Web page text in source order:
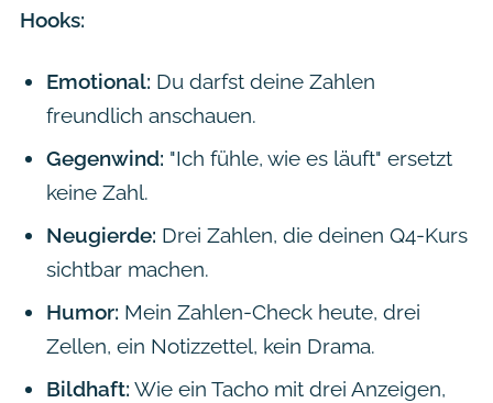
Hooks:
Emotional: Du darfst deine Zahlen
freundlich anschauen.
Gegenwind: "Ich fühle, wie es läuft" ersetzt
keine Zahl.
Neugierde: Drei Zahlen, die deinen Q4-Kurs
sichtbar machen.
Humor: Mein Zahlen-Check heute, drei
Zellen, ein Notizzettel, kein Drama.
Bildhaft: Wie ein Tacho mit drei Anzeigen,